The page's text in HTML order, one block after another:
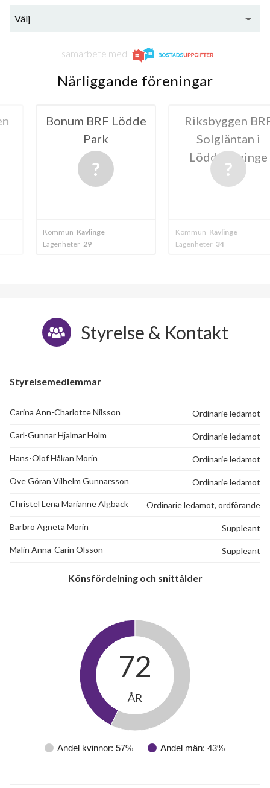
Välj
I samarbete med
Närliggande föreningar
Lödde
Riksbyggen BRF
Solgläntan i
Löddeköpinge
Kommun
Lägenheter
BRF
Kommun
Lägenheter
Styrelse & Kontakt
Styrelsemedlemmar
Carina Ann-Charlotte Nilsson Ordinarie ledamot
Carl-Gunnar Hjalmar Holm Ordinarie ledamot
Hans-Olof Håkan Morin Ordinarie ledamot
Ove Göran Vilhelm Gunnarsson Ordinarie ledamot
Christel Lena Marianne Algback Ordinarie ledamot, ordförande
Barbro Agneta Morin Suppleant
Malin Anna-Carin Olsson Suppleant
Könsfördelning och snittålder
Andel kvinnor: 57% Andel män: 43%
72
ÅR